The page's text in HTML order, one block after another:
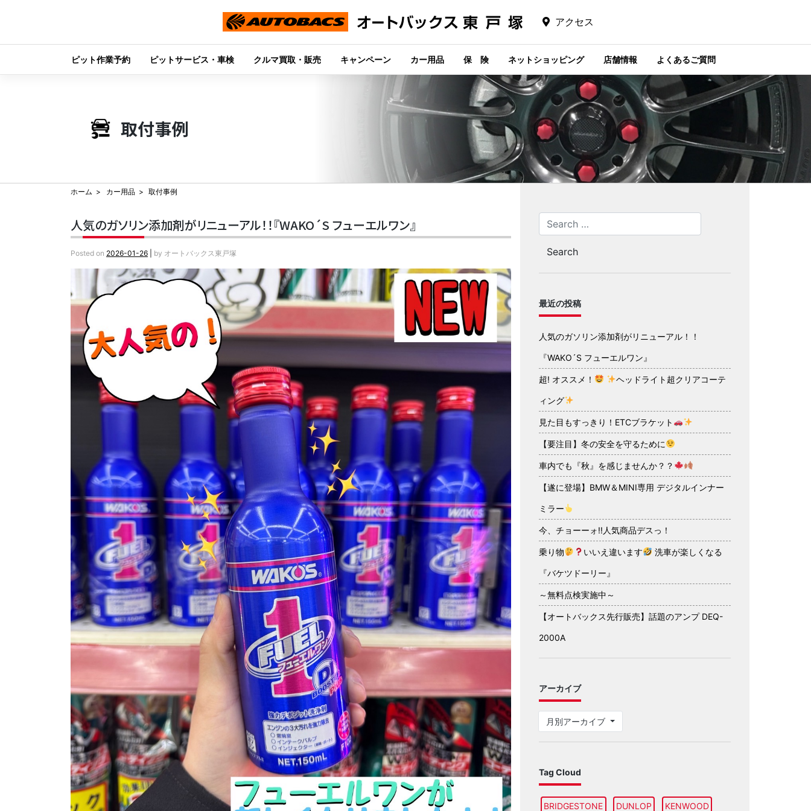
アクセス
ピット作業予約 ピットサービス・車検 クルマ買取・販売 キャンペーン カー用品 保 険 ネットショッピング 店舗情報 よくあるご質問
取付事例
ホーム カー用品 取付事例
人気のガソリン添加剤がリニューアル！！『WAKO´S フューエルワン』
Posted on 2026-01-26 by オートバックス東戸塚
最近の投稿
人気のガソリン添加剤がリニューアル！！
『WAKO´S フューエルワン』
超! オススメ！ ヘッドライト超クリアコーテ
ィング
見た目もすっきり！ETCブラケット
【要注目】冬の安全を守るために
車内でも『秋』を感じませんか？？
【遂に登場】BMW＆MINI専用 デジタルインナー
ミラー
今、チョーーォ!!人気商品デスっ！
乗り物 いいえ違います 洗車が楽しくなる
『バケツドーリー』
～無料点検実施中～
【オートバックス先行販売】話題のアンプ DEQ-
2000A
アーカイブ
月別アーカイブ
Tag Cloud
BRIDGESTONE DUNLOP KENWOOD